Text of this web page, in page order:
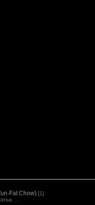
Fat Chow) [1]
...